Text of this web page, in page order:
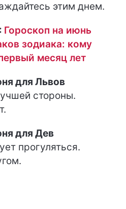
этим днем.
Гороскоп на июнь
зодиака: кому
месяц лет
для Львов
стороны.
для Дев
прогуляться.